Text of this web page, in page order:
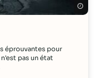
éprouvantes pour
pas un état